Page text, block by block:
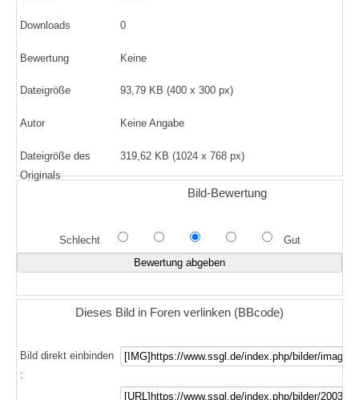
Downloads 0
Bewertung Keine
Dateigröße 93,79 KB (400 x 300 px)
Autor Keine Angabe
Dateigröße des
Originals
319,62 KB (1024 x 768 px)
Bild-Bewertung
Schlecht Gut
Dieses Bild in Foren verlinken (BBcode)
Bild direkt einbinden
: